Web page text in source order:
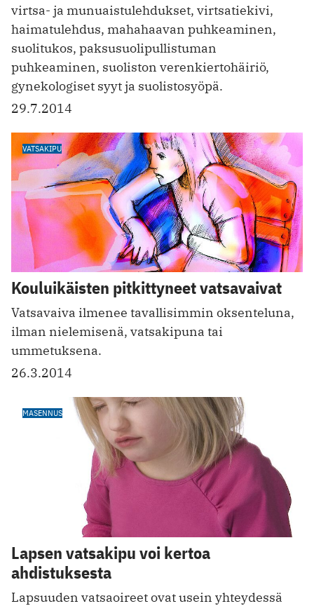
virtsa- ja munuaistulehdukset, virtsatiekivi,
haimatulehdus, mahahaavan puhkeaminen,
suolitukos, paksusuolipullistuman
puhkeaminen, suoliston verenkiertohäiriö,
gynekologiset syyt ja suolistosyöpä.
29.7.2014
VATSAKIPU
Kouluikäisten pitkittyneet vatsavaivat
Vatsavaiva ilmenee tavallisimmin oksenteluna,
ilman nielemisenä, vatsakipuna tai
ummetuksena.
26.3.2014
MASENNUS
Lapsen vatsakipu voi kertoa
ahdistuksesta
Lapsuuden vatsaoireet ovat usein yhteydessä